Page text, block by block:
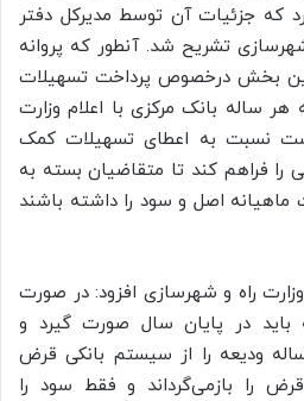
که جزئیات آن توسط مدیرکل دفتر
تشریح شد. آنطور که پروانه
بخش درخصوص پرداخت تسهیلات
ساله بانک مرکزی با اعلام وزارت
نسبت به اعطای تسهیلات کمک
را فراهم کند تا متقاضیان بسته به
اصل و سود را داشته باشند
راه و شهرسازی افزود:‌ در صورت
باید در پایان سال صورت گیرد و
ودیعه را از سیستم بانکی قرض
را بازمی‌گرداند و فقط سود را